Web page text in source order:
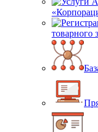
товарного